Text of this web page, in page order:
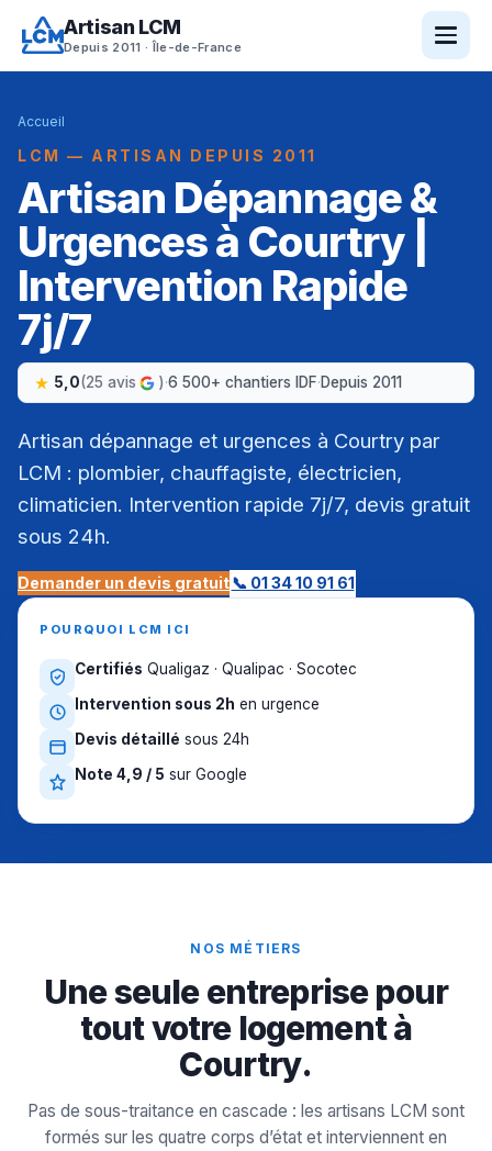
Artisan LCM
Depuis 2011 · Île-de-France
Accueil
LCM — ARTISAN DEPUIS 2011
Artisan Dépannage &
Urgences à Courtry |
Intervention Rapide
7j/7
5,0(25 avis )·6 500+ chantiers IDF·Depuis 2011
Artisan dépannage et urgences à Courtry par
LCM : plombier, chauffagiste, électricien,
climaticien. Intervention rapide 7j/7, devis gratuit
sous 24h.
Demander un devis gratuit📞 01 34 10 91 61
POURQUOI LCM ICI
Certifiés Qualigaz · Qualipac · Socotec
Intervention sous 2h en urgence
Devis détaillé sous 24h
Note 4,9 / 5 sur Google
NOS MÉTIERS
Une seule entreprise pour
tout votre logement à
Courtry.
Pas de sous-traitance en cascade : les artisans LCM sont
formés sur les quatre corps d’état et interviennent en